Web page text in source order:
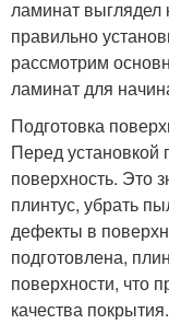
ламинат выглядел
правильно
рассмотрим
ламинат для
Подготовка
Перед установкой
поверхность. Это
плинтус, убрать
дефекты в
подготовлена,
поверхности, что
качества покрытия.